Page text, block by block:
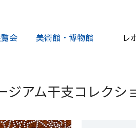
会 美術館・博物館 レ
ジアム干支コレクシ